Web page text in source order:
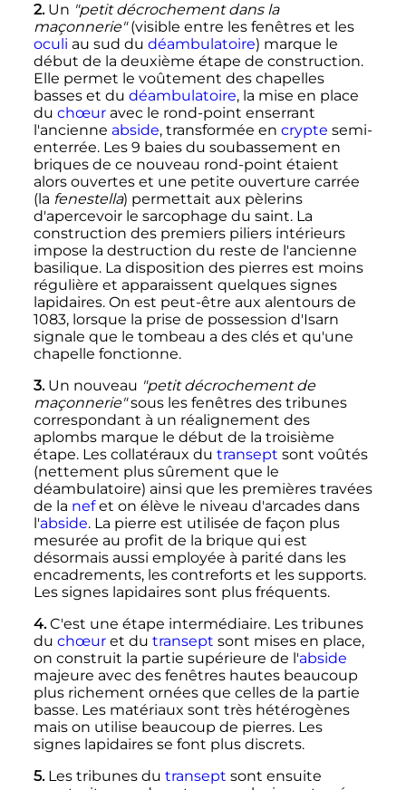
2.Un "petit décrochement dans la
maçonnerie"(visible entre les fenêtres et les
oculi au sud du déambulatoire) marque le
début de la deuxième étape de construction.
Elle permet le voûtement des chapelles
basses et du déambulatoire, la mise en place
du chœuravec le rond-point enserrant
l'ancienne abside, transformée en crypte semi-
enterrée. Les 9 baies du soubassement en
briques de ce nouveau rond-point étaient
alors ouvertes et une petite ouverture carrée
(la fenestella) permettait aux pèlerins
d'apercevoir le sarcophage du saint. La
construction des premiers piliers intérieurs
impose la destruction du reste de l'ancienne
basilique. La disposition des pierres est moins
régulière et apparaissent quelques signes
lapidaires. On est peut-être aux alentours de
1083, lorsque la prise de possession d'Isarn
signale que le tombeau a des clés et qu'une
chapelle fonctionne.
3.Un nouveau "petit décrochement de
maçonnerie"sous les fenêtres des tribunes
correspondant à un réalignement des
aplombs marque le début de la troisième
étape. Les collatéraux du transept sont voûtés
(nettement plus sûrement que le
déambulatoire) ainsi que les premières travées
de la nefet on élève le niveau d'arcades dans
l'abside. La pierre est utilisée de façon plus
mesurée au profit de la brique qui est
désormais aussi employée à parité dans les
encadrements, les contreforts et les supports.
Les signes lapidaires sont plus fréquents.
4.C'est une étape intermédiaire. Les tribunes
du chœuret du transept sont mises en place,
on construit la partie supérieure de l'abside
majeure avec des fenêtres hautes beaucoup
plus richement ornées que celles de la partie
basse. Les matériaux sont très hétérogènes
mais on utilise beaucoup de pierres. Les
signes lapidaires se font plus discrets.
5.Les tribunes du transept sont ensuite